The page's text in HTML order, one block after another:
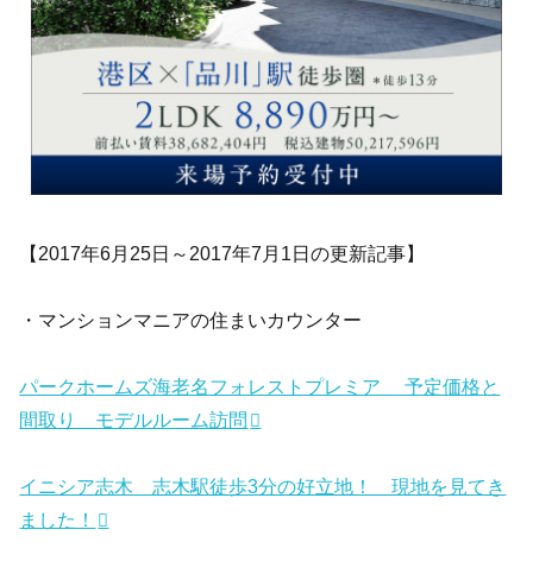
【2017年6月25日～2017年7月1日の更新記事】
・マンションマニアの住まいカウンター
パークホームズ海老名フォレストプレミア 予定価格と
間取り モデルルーム訪問
イニシア志木 志木駅徒歩3分の好立地！ 現地を見てき
ました！